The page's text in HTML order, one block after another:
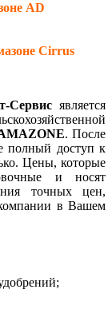
AD
Cirrus
Сервис является
. После
полный доступ к
Цены, которые
и носят
точных цен,
компании в Вашем